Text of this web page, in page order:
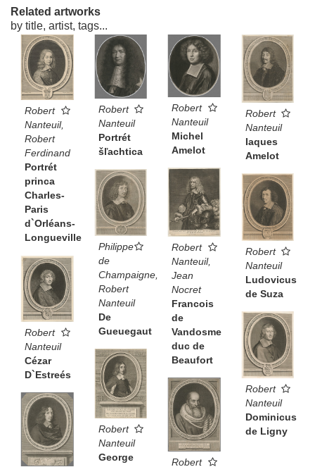
Related artworks
by title, artist, tags...
Robert
Nanteuil,
Robert
Ferdinand
Portrét
princa
Charles-
Paris
d`Orléans-
Longueville
Robert
Nanteuil
Portrét
šľachtica
Robert
Nanteuil
Michel
Amelot
Robert
Nanteuil
Iaques
Amelot
Robert
Nanteuil,
Jean
Nocret
Francois
de
Vandosme
duc de
Beaufort
Philippe
de
Champaigne,
Robert
Nanteuil
De
Gueuegaut
Robert
Nanteuil
Ludovicus
de Suza
Robert
Nanteuil
Cézar
D`Estreés
Robert
Nanteuil
Dominicus
de Ligny
Robert
Nanteuil
George
Robert